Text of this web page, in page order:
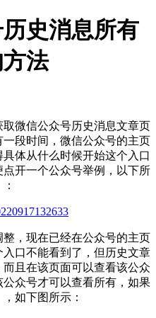
史消息所有
法
微信公众号历史消息文章页
段时间，微信公众号的主页
体从什么时候开始这个入口
开一个公众号举例，以下所
，现在已经在公众号的主页
口不能看到了，但历史文章
且在该页面可以查看该公众
众号才可以查看所有，如果
如下图所示：